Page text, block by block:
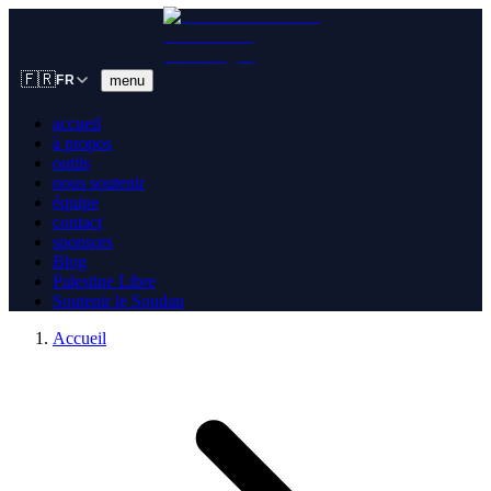
🇫🇷FR menu
accueil
à propos
outils
nous soutenir
équipe
contact
sponsors
Blog
Palestine Libre
Soutenir le Soudan
Accueil